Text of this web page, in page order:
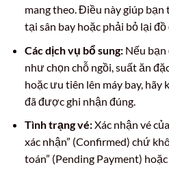
mang theo. Điều này giúp
tại sân bay hoặc phải bỏ lại
Các dịch vụ bổ sung:Nếu bạn
như chọn chỗ ngồi, suất ăn
hoặc ưu tiên lên máy bay, hãy
đã được ghi nhận đúng.
Tình trạng vé:Xác nhận vé
xác nhận” (Confirmed) chứ
toán” (Pending Payment)